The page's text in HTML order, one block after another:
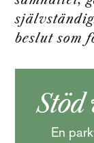
beslut som
En